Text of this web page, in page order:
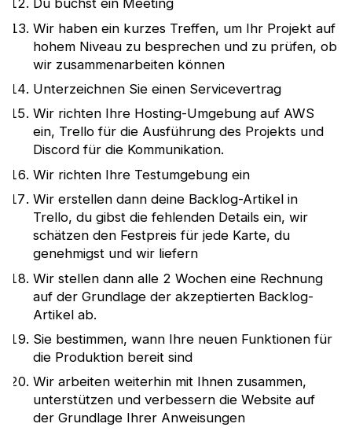
Du buchst ein Meeting
Wir haben ein kurzes Treffen, um Ihr Projekt auf
hohem Niveau zu besprechen und zu prüfen, ob
wir zusammenarbeiten können
Unterzeichnen Sie einen Servicevertrag
Wir richten Ihre Hosting-Umgebung auf AWS
ein, Trello für die Ausführung des Projekts und
Discord für die Kommunikation.
Wir richten Ihre Testumgebung ein
Wir erstellen dann deine Backlog-Artikel in
Trello, du gibst die fehlenden Details ein, wir
schätzen den Festpreis für jede Karte, du
genehmigst und wir liefern
Wir stellen dann alle 2 Wochen eine Rechnung
auf der Grundlage der akzeptierten Backlog-
Artikel ab.
Sie bestimmen, wann Ihre neuen Funktionen für
die Produktion bereit sind
Wir arbeiten weiterhin mit Ihnen zusammen,
unterstützen und verbessern die Website auf
der Grundlage Ihrer Anweisungen